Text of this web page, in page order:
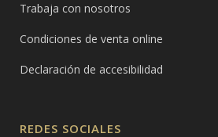
Trabaja con nosotros
Condiciones de venta online
Declaración de accesibilidad
REDES SOCIALES